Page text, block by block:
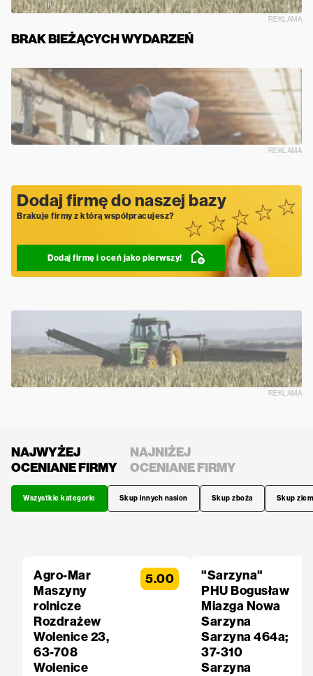
REKLAMA
BRAK BIEŻĄCYCH WYDARZEŃ
REKLAMA
Dodaj firmę do naszej bazy
Brakuje firmy z którą współpracujesz?
Dodaj firmę i oceń jako pierwszy!
REKLAMA
NAJWYŻEJ
OCENIANE FIRMY
NAJNIŻEJ
OCENIANE FIRMY
Wszystkie kategorie Skup innych nasion Skup zboża Skup
Agro-Mar
Maszyny
rolnicze
Rozdrażew
Wolenice 23,
63-708
Wolenice
5.00
"Sarzyna"
PHU Bogusław
Miazga Nowa
Sarzyna
Sarzyna 464a;
37-310
Sarzyna